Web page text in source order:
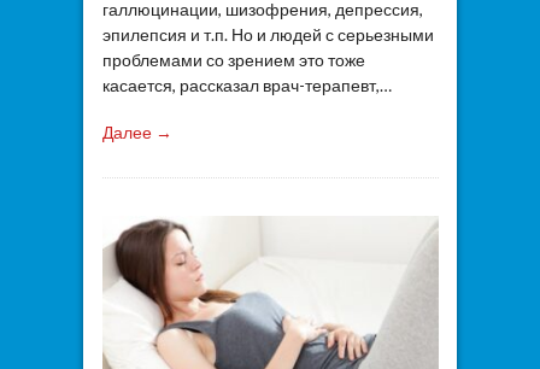
галлюцинации, шизофрения, депрессия,
эпилепсия и т.п. Но и людей с серьезными
проблемами со зрением это тоже
касается, рассказал врач-терапевт,…
Далее →